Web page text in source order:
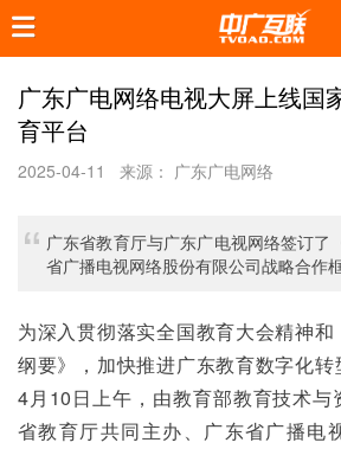
广东广电网络电视大屏上线国
育平台
2025-04-11 来源： 广东广电网络
广东省教育厅与广东广电视网络签订了
省广播电视网络股份有限公司战略合作
为深入贯彻落实全国教育大会精神
纲要》，加快推进广东教育数字化转
4月10日上午，由教育部教育技术与
省教育厅共同主办、广东省广播电